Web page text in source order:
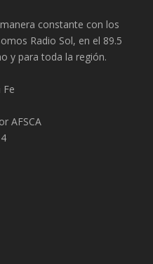
constante con los
Radio Sol, en el 89.5
y para toda la región.
Fe
AFSCA